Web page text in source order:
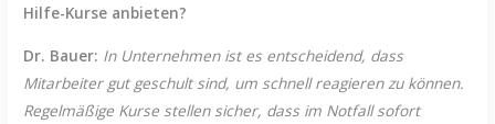
Hilfe-Kurse anbieten?
Dr. Bauer: In Unternehmen ist es entscheidend, dass
Mitarbeiter gut geschult sind, um schnell reagieren zu können.
Regelmäßige Kurse stellen sicher, dass im Notfall sofort